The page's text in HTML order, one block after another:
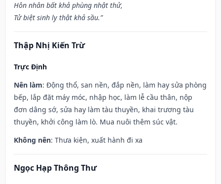
Hôn nhân bất khả phùng nhật thử,
Tử biệt sinh ly thật khả sầu.”
Thập Nhị Kiến Trừ
Trực Định
Nên làm: Động thổ, san nền, đắp nền, làm hay sửa phòng
bếp, lắp đặt máy móc, nhập học, làm lễ cầu thân, nộp
đơn dâng sớ, sửa hay làm tàu thuyền, khai trương tàu
thuyền, khởi công làm lò. Mua nuôi thêm súc vật.
Không nên: Thưa kiện, xuất hành đi xa
Ngọc Hạp Thông Thư